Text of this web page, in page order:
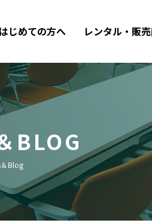
はじめての方へ レンタル・販
BLOG
Blog